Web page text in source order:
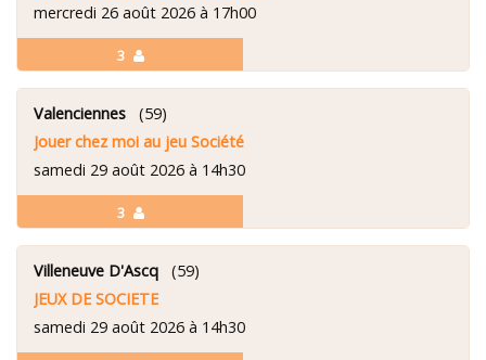
3
mercredi 26 août 2026 à 17h00
3
Valenciennes (59)
Jouer chez moi au jeu Société
samedi 29 août 2026 à 14h30
Villeneuve D'Ascq (59)
JEUX DE SOCIETE
samedi 29 août 2026 à 14h30